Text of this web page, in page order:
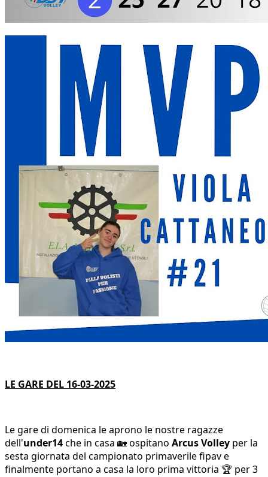
LE GARE DEL 16-03-2025
Le gare di domenica le aprono le nostre ragazze
dell'under14che in casa 🏡 ospitano Arcus Volley per la
sesta giornata del campionato primaverile fipav e
finalmente portano a casa la loro prima vittoria 🏆 per 3